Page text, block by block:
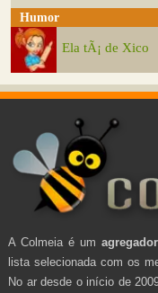
Humor
Ela tÃ¡ de Xico
A Colmeia é um
lista selecionada com os
No ar desde o início de